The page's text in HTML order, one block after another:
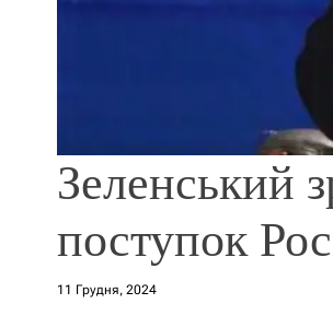
Зеленський
поступок
11 Грудня, 2024